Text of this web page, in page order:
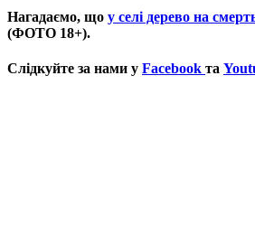
Нагадаємо, що у селі дерево на
(ФОТО 18+).
Слідкуйте за нами у Facebook та